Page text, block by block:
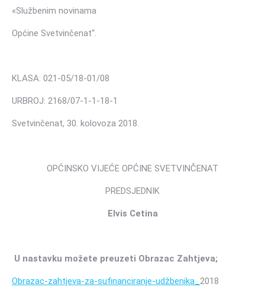
«Službenim novinama
Općine Svetvinčenat“.
KLASA: 021-05/18-01/08
URBROJ: 2168/07-1-1-18-1
Svetvinčenat, 30. kolovoza 2018.
OPĆINSKO VIJEĆE OPĆINE SVETVINČENAT
PREDSJEDNIK
Elvis Cetina
U nastavku možete preuzeti Obrazac Zahtjeva;
Obrazac-zahtjeva-za-sufinanciranje-udžbenika_ 2018